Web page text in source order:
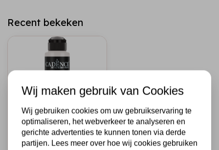
Recent bekeken
CADENCE
Cadence Hybrid
Wij maken gebruik van Cookies
Wij gebruiken cookies om uw gebruikservaring te
optimaliseren, het webverkeer te analyseren en
gerichte advertenties te kunnen tonen via derde
partijen. Lees meer over hoe wij cookies gebruiken